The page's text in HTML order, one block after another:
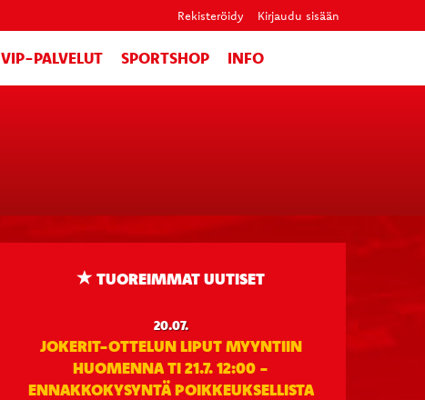
Rekisteröidy Kirjaudu sisään
VIP-PALVELUT SPORTSHOP INFO
TUOREIMMAT UUTISET
20.07.
JOKERIT-OTTELUN LIPUT MYYNTIIN
HUOMENNA TI 21.7. 12:00 -
ENNAKKOKYSYNTÄ POIKKEUKSELLISTA